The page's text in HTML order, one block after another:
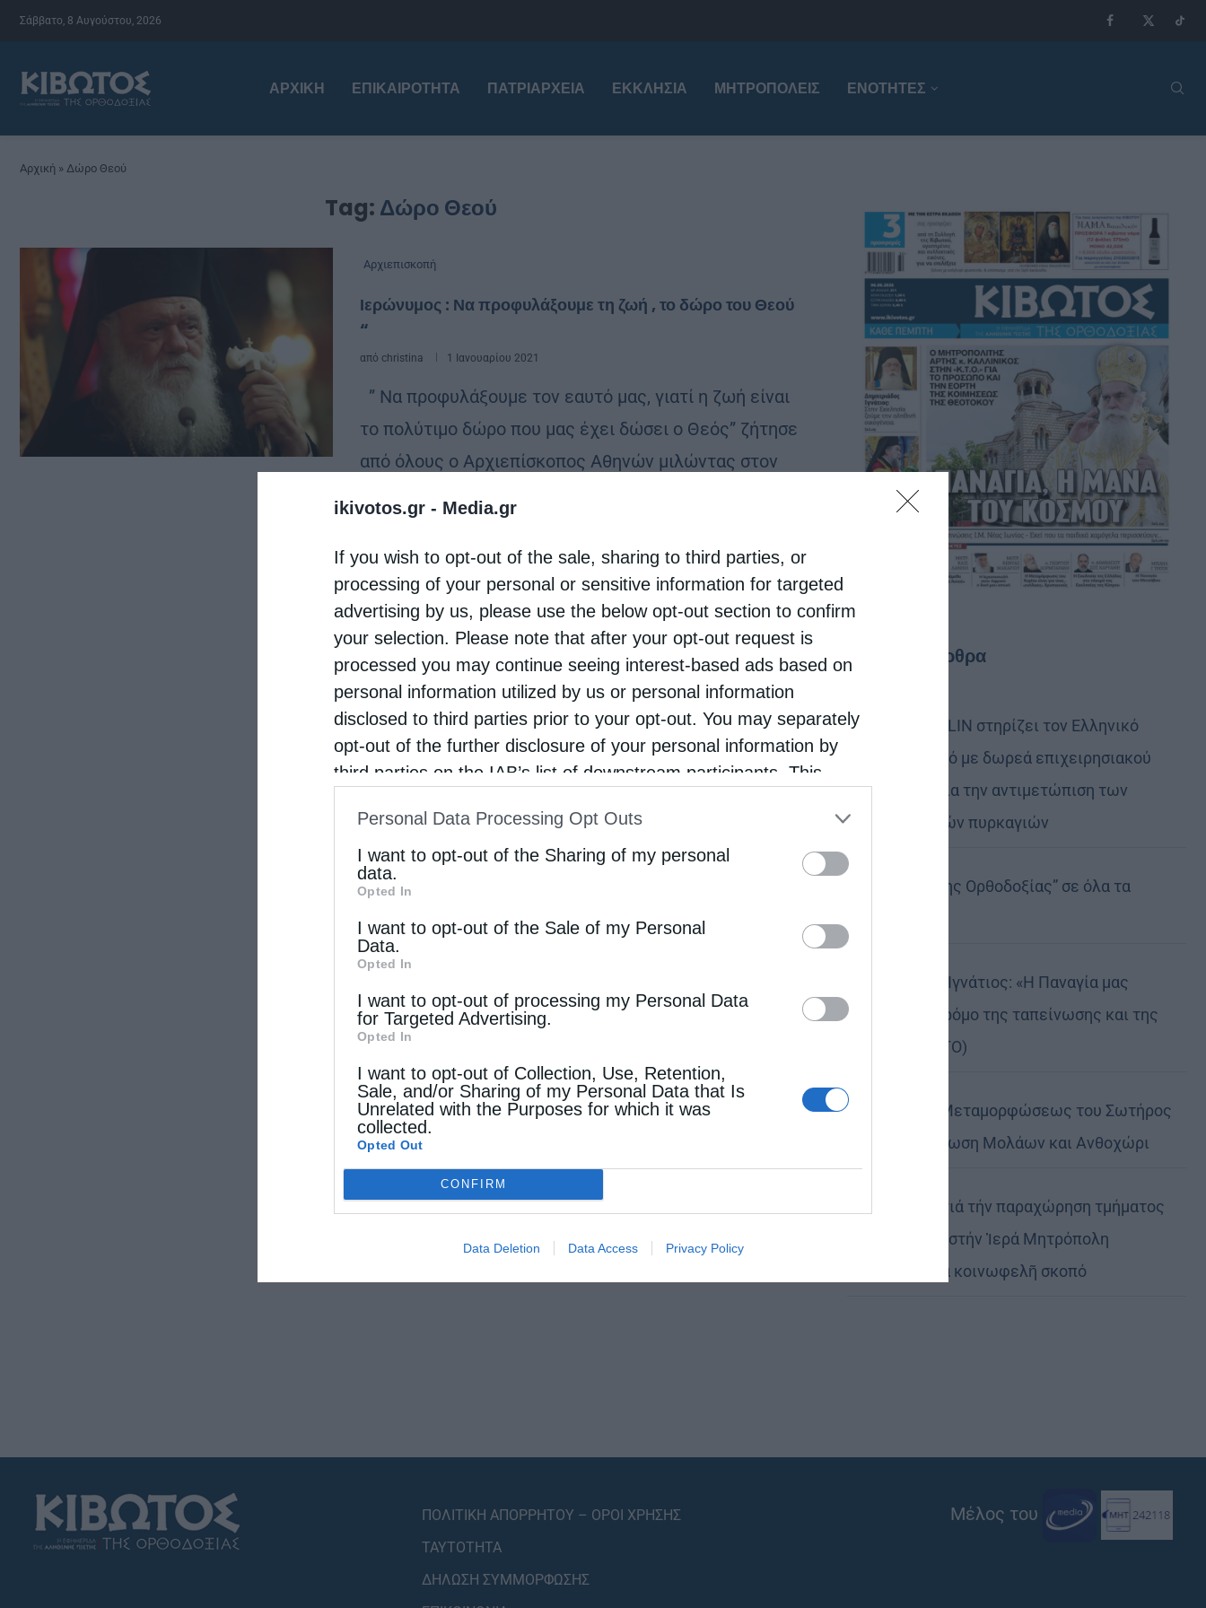
ikivotos.gr - Media.gr
If you wish to opt-out of the sale, sharing to third parties, or
processing of your personal or sensitive information for targeted
advertising by us, please use the below opt-out section to confirm
your selection. Please note that after your opt-out request is
processed you may continue seeing interest-based ads based on
personal information utilized by us or personal information
disclosed to third parties prior to your opt-out. You may separately
opt-out of the further disclosure of your personal information by
third parties on the IAB’s list of downstream participants. This
IAB’s List of Downstream Participantsthat may further disclose it to
other third parties.
Personal Data Processing Opt Outs
I want to opt-out of the Sharing of my personal
data.
Opted In
I want to opt-out of the Sale of my Personal
Data.
Opted In
I want to opt-out of processing my Personal Data
for Targeted Advertising.
Opted In
I want to opt-out of Collection, Use, Retention,
Sale, and/or Sharing of my Personal Data that Is
Unrelated with the Purposes for which it was
collected.
Opted Out
CONFIRM
Data Deletion Data Access Privacy Policy
Σάββατο, 8 Αυγούστου, 2026
ΑΡΧΙΚΉ ΕΠΙΚΑΙΡΌΤΗΤΑ ΠΑΤΡΙΑΡΧΕΊΑ ΕΚΚΛΗΣΊΑ ΜΗΤΡΟΠΌΛΕΙΣ ΕΝΟΤΗΤΕΣ
Αρχική » Δώρο Θεού
Tag: Δώρο Θεού
Αρχιεπισκοπή
Ιερώνυμος : Να προφυλάξουμε τη ζωή , το δώρο του Θεού
“
από christina 1 Ιανουαρίου 2021
” Να προφυλάξουμε τον εαυτό μας, γιατί η ζωή είναι
το πολύτιμο δώρο που μας έχει δώσει ο Θεός” ζήτησε
από όλους ο Αρχιεπίσκοπος Αθηνών μιλώντας στον
Τελευταία άρθρα
Η LEROY MERLIN στηρίζει τον Ελληνικό
Ερυθρό Σταυρό με δωρεά επιχειρησιακού
εξοπλισμού για την αντιμετώπιση των
καταστροφικών πυρκαγιών
Η “Κιβωτός της Ορθοδοξίας” σε όλα τα
Δημητριάδος Ιγνάτιος: «Η Παναγία μας
δείχνει τον δρόμο της ταπείνωσης και της
σιωπής» (ΦΩΤΟ)
Η εορτή της Μεταμορφώσεως του Σωτήρος
σε Μεταμόρφωση Μολάων και Ανθοχώρι
Εὐχαριστίες γιά τήν παραχώρηση τμήματος
στρατοπέδου στήν Ἱερά Μητρόπολη
Καστορίας γιά κοινωφελῆ σκοπό
ΠΟΛΙΤΙΚΗ ΑΠΟΡΡΗΤΟΥ – ΟΡΟΙ ΧΡΗΣΗΣ
ΤΑΥΤΟΤΗΤΑ
ΔΗΛΩΣΗ ΣΥΜΜΟΡΦΩΣΗΣ
Μέλος του